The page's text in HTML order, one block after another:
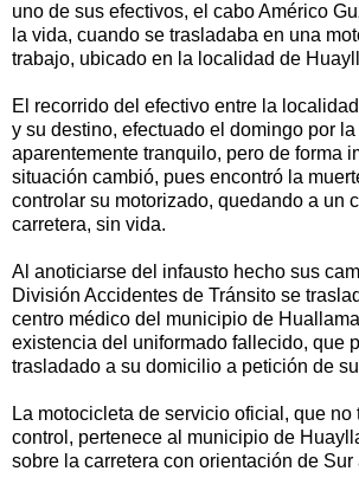
uno de sus efectivos, el cabo Américo
la vida, cuando se trasladaba en una
trabajo, ubicado en la localidad de
El recorrido del efectivo entre la
y su destino, efectuado el domingo por
aparentemente tranquilo, pero de forma
situación cambió, pues encontró la
controlar su motorizado, quedando a un
carretera, sin vida.
Al anoticiarse del infausto hecho sus
División Accidentes de Tránsito se
centro médico del municipio de
existencia del uniformado fallecido, que
trasladado a su domicilio a petición de
La motocicleta de servicio oficial, que no
control, pertenece al municipio de
sobre la carretera con orientación de Sur